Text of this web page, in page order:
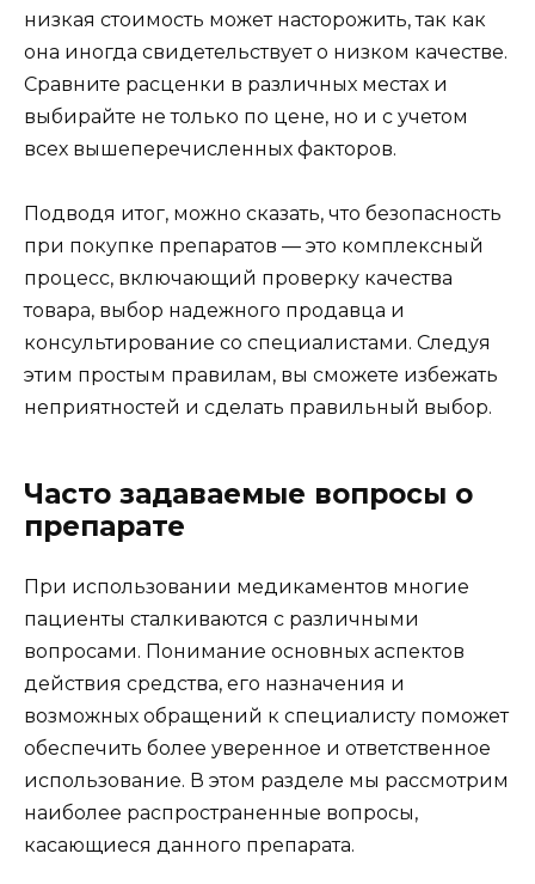
низкая стоимость может насторожить, так как
она иногда свидетельствует о низком качестве.
Сравните расценки в различных местах и
выбирайте не только по цене, но и с учетом
всех вышеперечисленных факторов.
Подводя итог, можно сказать, что безопасность
при покупке препаратов — это комплексный
процесс, включающий проверку качества
товара, выбор надежного продавца и
консультирование со специалистами. Следуя
этим простым правилам, вы сможете избежать
неприятностей и сделать правильный выбор.
Часто задаваемые вопросы о
препарате
При использовании медикаментов многие
пациенты сталкиваются с различными
вопросами. Понимание основных аспектов
действия средства, его назначения и
возможных обращений к специалисту поможет
обеспечить более уверенное и ответственное
использование. В этом разделе мы рассмотрим
наиболее распространенные вопросы,
касающиеся данного препарата.